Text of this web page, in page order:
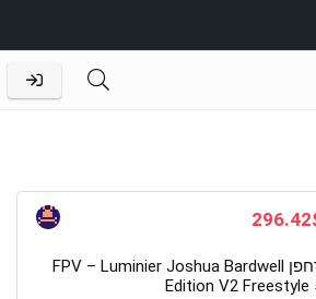
רחפן FPV – Luminier Joshua Bardwell
Edition V2 Freestyle